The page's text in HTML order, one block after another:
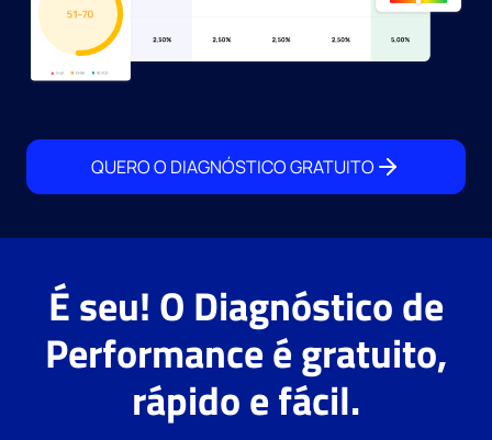
QUERO O DIAGNÓSTICO GRATUITO
É seu! O Diagnóstico de
Performance é gratuito,
rápido e fácil.